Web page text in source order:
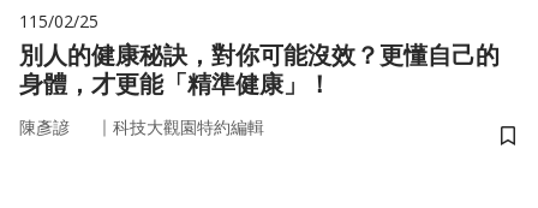
115/02/25
別人的健康秘訣，對你可能沒效？更懂自己的
身體，才更能「精準健康」！
陳彥諺 ｜ 科技大觀園特約編輯
儲